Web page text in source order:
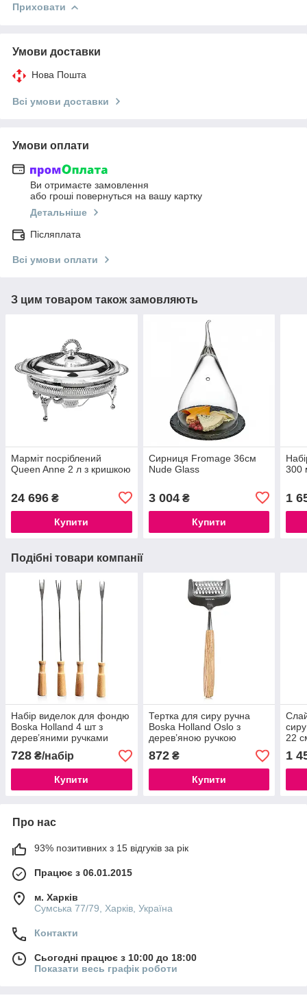
Приховати
Умови доставки
Нова Пошта
Всі умови доставки
Умови оплати
Ви отримаєте замовлення
або гроші повернуться на вашу картку
Детальніше
Післяплата
Всі умови оплати
З цим товаром також замовляють
Марміт посріблений
Queen Anne 2 л з кришкою
24 696 ₴
Купити
Сирниця Fromage 36см
Nude Glass
3 004₴
Купити
300
1
Подібні товари компанії
Набір виделок для фондю
Boska Holland 4 шт з
дерев’яними ручками
728 ₴/набір
Купити
Тертка для сиру ручна
Boska Holland Oslo з
дерев’яною ручкою
872₴
Купити
22
1
Про нас
93% позитивних з 15 відгуків за рік
Працює з 06.01.2015
м. Харків
Сумська 77/79, Харків, Україна
Контакти
Сьогодні працює з 10:00 до 18:00
Показати весь графік роботи